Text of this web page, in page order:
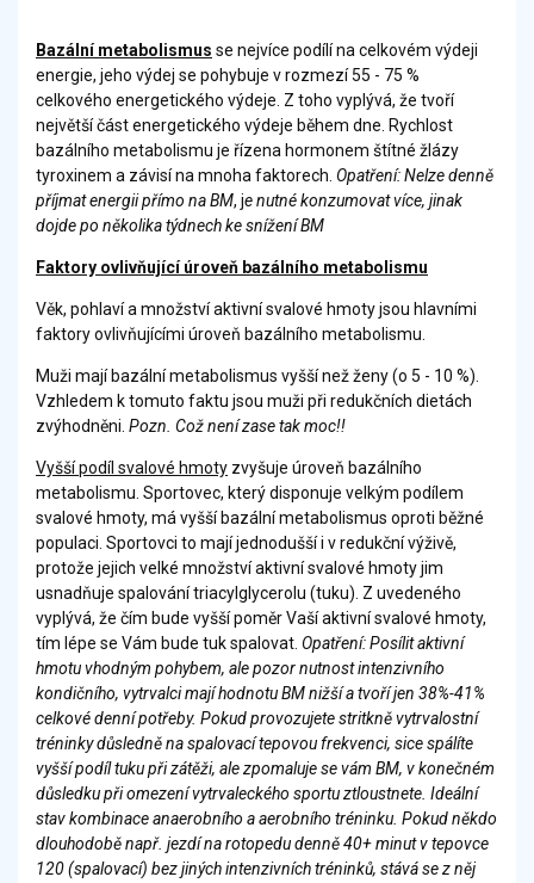
Bazální metabolismus se nejvíce podílí na celkovém výdeji
energie, jeho výdej se pohybuje v rozmezí 55 - 75 %
celkového energetického výdeje. Z toho vyplývá, že tvoří
největší část energetického výdeje během dne. Rychlost
bazálního metabolismu je řízena hormonem štítné žlázy
tyroxinem a závisí na mnoha faktorech. Opatření: Nelze denně
příjmat energii přímo naBM, je nutné konzumovat více, jinak
dojde po několika týdnech ke snížení BM
Faktory ovlivňující úroveň bazálního metabolismu
Věk, pohlaví a množství aktivní svalové hmoty jsou hlavními
faktory ovlivňujícími úroveň bazálního metabolismu.
Muži mají bazální metabolismus vyšší než ženy (o 5 - 10 %).
Vzhledem k tomuto faktu jsou muži při redukčních dietách
zvýhodněni. Pozn. Což není zase tak moc!!
Vyšší podíl svalové hmoty zvyšuje úroveň bazálního
metabolismu. Sportovec, který disponuje velkým podílem
svalové hmoty, má vyšší bazální metabolismus oproti běžné
populaci. Sportovci to mají jednodušší i v redukční výživě,
protože jejich velké množství aktivní svalové hmoty jim
usnadňuje spalování triacylglycerolu (tuku). Z uvedeného
vyplývá, že čím bude vyšší poměr Vaší aktivní svalové hmoty,
tím lépe se Vám bude tuk spalovat. Opatření: Posílit aktivní
hmotu vhodným pohybem, ale pozor nutnost intenzivního
kondičního, vytrvalci mají hodnotu BM nižší a tvoří jen 38%-41%
celkové denní potřeby. Pokud provozujete stritkně vytrvalostní
tréninky důsledně na spalovací tepovou frekvenci, sice spálíte
vyšší podíl tuku při zátěži, ale zpomaluje se vám BM, v konečném
důsledku při omezení vytrvaleckého sportu ztloustnete. Ideální
stav kombinace anaerobního a aerobního tréninku. Pokud někdo
dlouhodobě např. jezdí na rotopedu denně 40+ minut v tepovce
120 (spalovací) bez jiných intenzivních tréninků, stává se z něj